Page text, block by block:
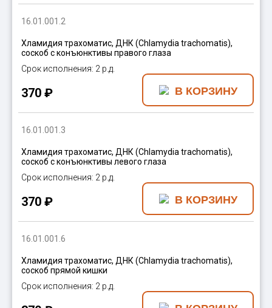
16.01.001.2
Хламидия трахоматис, ДНК (Chlamydia trachomatis),
соскоб с конъюнктивы правого глаза
2 р.д.
370 ₽
16.01.001.3
Хламидия трахоматис, ДНК (Chlamydia trachomatis),
соскоб с конъюнктивы левого глаза
2 р.д.
370 ₽
16.01.001.6
Хламидия трахоматис, ДНК (Chlamydia trachomatis),
соскоб прямой кишки
2 р.д.